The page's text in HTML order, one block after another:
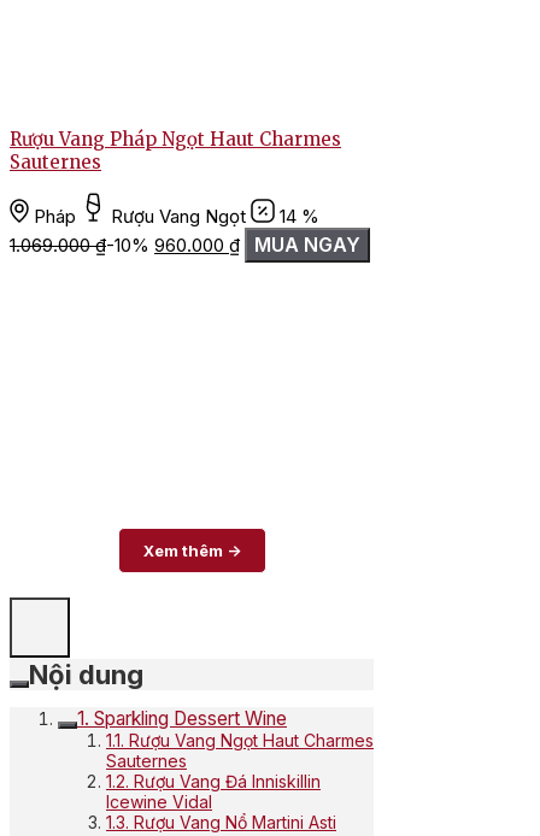
Rượu Vang Pháp Ngọt Haut Charmes
Sauternes
Pháp Rượu Vang Ngọt
14 %
1.069.000₫-10% Giá
gốc
960.000 ₫Giá
hiện
MUA NGAY
Xem thêm ->
Nội dung
1. Sparkling Dessert Wine
1.1. Rượu Vang Ngọt Haut Charmes
Sauternes
1.2. Rượu Vang Đá Inniskillin
Icewine Vidal
1.3. Rượu Vang Nổ Martini Asti